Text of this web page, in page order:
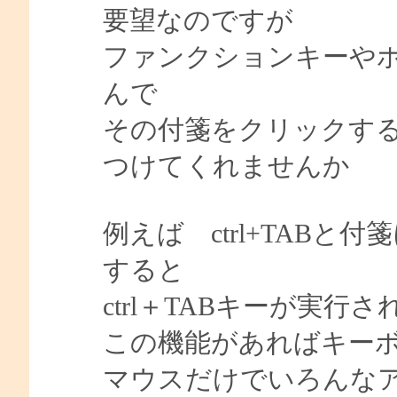
要望なのですが
ファンクションキーや
んで
その付箋をクリックす
つけてくれませんか
例えば ctrl+TABと付箋
すると
ctrl＋TABキーが実行さ
この機能があればキー
マウスだけでいろんな